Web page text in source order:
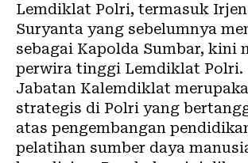
Lemdiklat Polri, termasuk
Suryanta yang sebelumnya
sebagai Kapolda Sumbar, kini
perwira tinggi Lemdiklat Polri.
Jabatan Kalemdiklat
strategis di Polri yang
atas pengembangan
pelatihan sumber daya